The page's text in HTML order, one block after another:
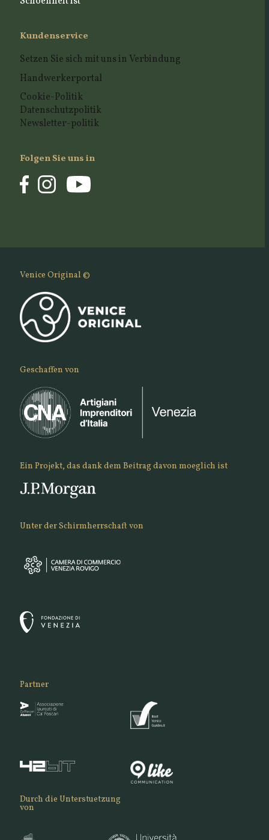
Kundenservice
Setzen Sie sich mit uns in Verbindung
Handwerkerportal
Cookie-Politik
Datenschutzpolitik
Newsletter-politik
Folgen Sie uns in
Venice Original ©
Geschaffen von
Ein Projekt, das dank dem Beitrag davon moeglich ist
Unter der Schirmherrschaft von
Partner
Durch die Unterstuetzung
von